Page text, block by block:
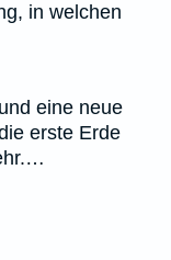
in welchen
eine neue
erste Erde